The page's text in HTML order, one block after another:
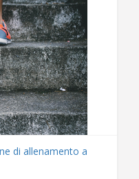
di allenamento a